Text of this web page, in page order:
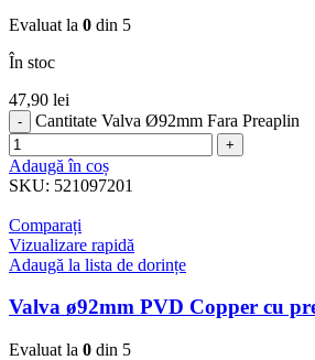
Evaluat la 0 din 5
În stoc
47,90 lei
Cantitate Valva Ø92mm Fara Preaplin
Adaugă în coș
SKU: 521097201
Comparați
Vizualizare rapidă
Adaugă la lista de dorințe
Valva ø92mm PVD Copper cu
Evaluat la 0 din 5